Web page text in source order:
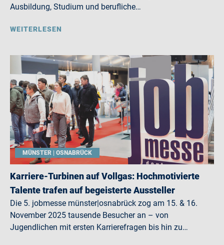
Ausbildung, Studium und berufliche…
WEITERLESEN
MÜNSTER | OSNABRÜCK
Karriere-Turbinen auf Vollgas: Hochmotivierte
Talente trafen auf begeisterte Aussteller
Die 5. jobmesse münster|osnabrück zog am 15. & 16.
November 2025 tausende Besucher an – von
Jugendlichen mit ersten Karrierefragen bis hin zu…